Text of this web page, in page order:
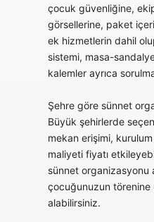
çocuk güvenliğine,
görsellerine, paket
ek hizmetlerin dahil
sistemi, masa-
kalemler ayrıca
Şehre göre sünnet
Büyük şehirlerde
mekan erişimi,
maliyeti fiyatı
sünnet organizasyonu
çocuğunuzun
alabilirsiniz.